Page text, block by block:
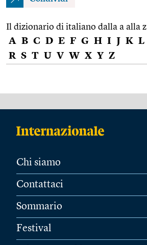
Il dizionario di italiano dalla a alla z
A B C D E F G H I J K L
R S T U V W X Y Z
Chi siamo
Contattaci
Sommario
Festival